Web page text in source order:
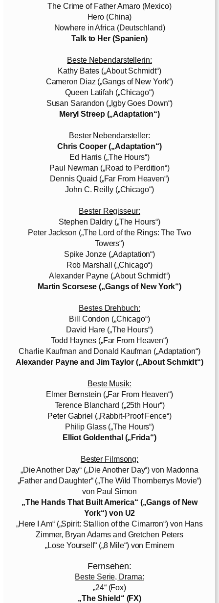
The Crime of Father Amaro (Mexico)
Hero (China)
Nowhere in Africa (Deutschland)
Talk to Her (Spanien)
Beste Nebendarstellerin:
Kathy Bates („About Schmidt“)
Cameron Diaz („Gangs of New York“)
Queen Latifah („Chicago“)
Susan Sarandon („Igby Goes Down“)
Meryl Streep („Adaptation“)
Bester Nebendarsteller:
Chris Cooper („Adaptation“)
Ed Harris („The Hours“)
Paul Newman („Road to Perdition“)
Dennis Quaid („Far From Heaven“)
John C. Reilly („Chicago“)
Bester Regisseur:
Stephen Daldry („The Hours“)
Peter Jackson („The Lord of the Rings: The Two
Towers“)
Spike Jonze („Adaptation“)
Rob Marshall („Chicago“)
Alexander Payne („About Schmidt“)
Martin Scorsese („Gangs of New York“)
Bestes Drehbuch:
Bill Condon („Chicago“)
David Hare („The Hours“)
Todd Haynes („Far From Heaven“)
Charlie Kaufman and Donald Kaufman („Adaptation“)
Alexander Payne and Jim Taylor („About Schmidt“)
Beste Musik:
Elmer Bernstein („Far From Heaven“)
Terence Blanchard („25th Hour“)
Peter Gabriel („Rabbit-Proof Fence“)
Philip Glass („The Hours“)
Elliot Goldenthal („Frida“)
Bester Filmsong:
„Die Another Day“ („Die Another Day“) von Madonna
„Father and Daughter“ („The Wild Thornberrys Movie“)
von Paul Simon
„The Hands That Built America“ („Gangs of New
York“) von U2
„Here I Am“ („Spirit: Stallion of the Cimarron“) von Hans
Zimmer, Bryan Adams and Gretchen Peters
„Lose Yourself“ („8 Mile“) von Eminem
Fernsehen:
Beste Serie, Drama:
„24“ (Fox)
„The Shield“ (FX)